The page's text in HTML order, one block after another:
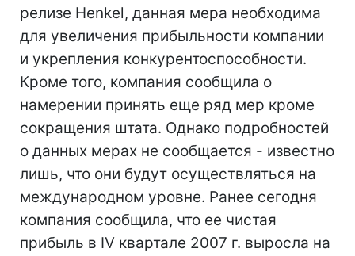
релизе Henkel, данная мера необходима
для увеличения прибыльности компании
и укрепления конкурентоспособности.
Кроме того, компания сообщила о
намерении принять еще ряд мер кроме
сокращения штата. Однако подробностей
о данных мерах не сообщается - известно
лишь, что они будут осуществляться на
международном уровне. Ранее сегодня
компания сообщила, что ее чистая
прибыль в IV квартале 2007 г. выросла на